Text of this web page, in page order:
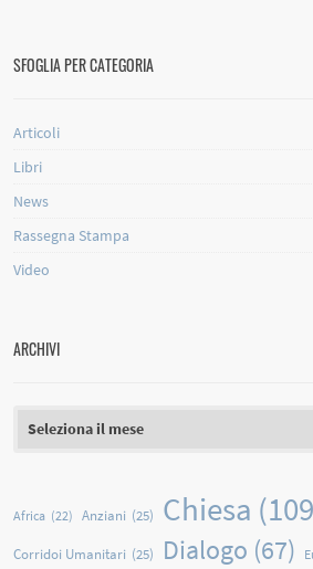
SFOGLIA PER CATEGORIA
Articoli
Libri
News
Rassegna Stampa
Video
ARCHIVI
Africa (22) Anziani (25) Chiesa
Corridoi Umanitari (25) Dialogo (67)